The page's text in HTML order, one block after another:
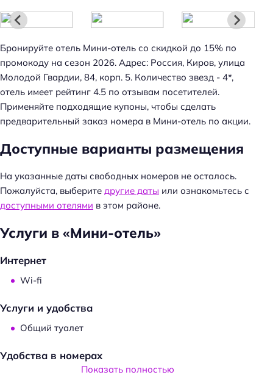
Бронируйте отель Мини-отель со скидкой до 15% по
промокоду на сезон 2026. Адрес: Россия, Киров, улица
Молодой Гвардии, 84, корп. 5. Количество звезд - 4*,
отель имеет рейтинг 4.5 по отзывам посетителей.
Применяйте подходящие купоны, чтобы сделать
предварительный заказ номера в Мини-отель по акции.
Доступные варианты размещения
На указанные даты свободных номеров не осталось.
Пожалуйста, выберите другие даты или ознакомьтесь с
доступными отелями в этом районе.
Услуги в «Мини-отель»
Интернет
Wi-fi
Услуги и удобства
Общий туалет
Удобства в номерах
Чай/кофе в номерах
Показать полностью
а
т
и
: